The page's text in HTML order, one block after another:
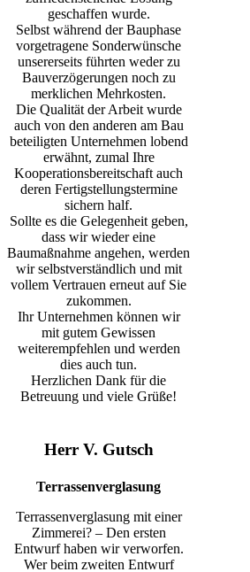
geschaffen wurde.
Selbst während der Bauphase
vorgetragene Sonderwünsche
unsererseits führten weder zu
Bauverzögerungen noch zu
merklichen Mehrkosten.
Die Qualität der Arbeit wurde
auch von den anderen am Bau
beteiligten Unternehmen lobend
erwähnt, zumal Ihre
Kooperationsbereitschaft auch
deren Fertigstellungstermine
sichern half.
Sollte es die Gelegenheit geben,
dass wir wieder eine
Baumaßnahme angehen, werden
wir selbstverständlich und mit
vollem Vertrauen erneut auf Sie
zukommen.
Ihr Unternehmen können wir
mit gutem Gewissen
weiterempfehlen und werden
dies auch tun.
Herzlichen Dank für die
Betreuung und viele Grüße!
Herr V. Gutsch
Terrassenverglasung
Terrassenverglasung mit einer
Zimmerei? – Den ersten
Entwurf haben wir verworfen.
Wer beim zweiten Entwurf